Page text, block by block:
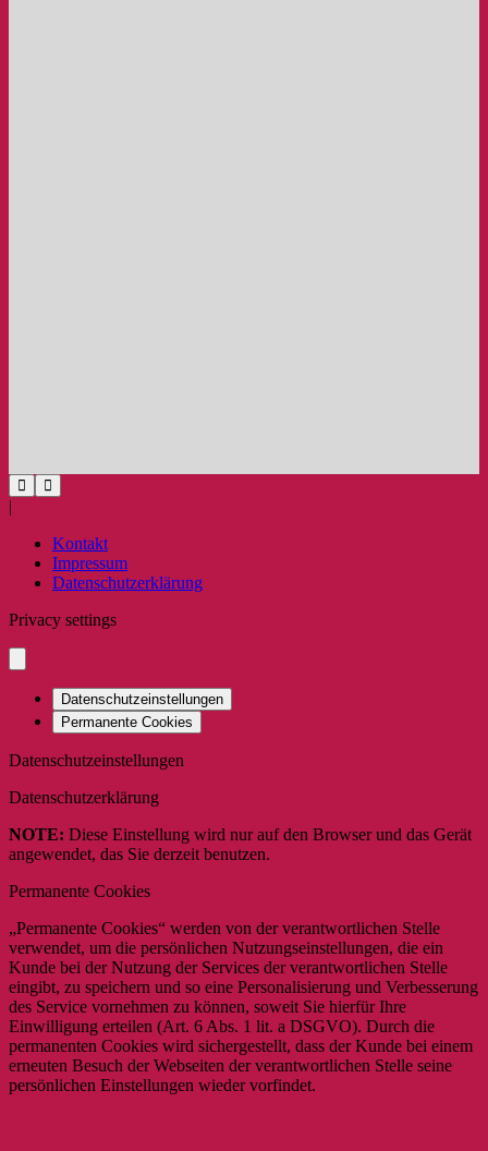
|
Kontakt
Impressum
Datenschutzerklärung
Privacy settings
Datenschutzeinstellungen
Permanente Cookies
Datenschutzeinstellungen
Datenschutzerklärung
NOTE: Diese Einstellung wird nur auf den Browser und das Gerät
angewendet, das Sie derzeit benutzen.
Permanente Cookies
„Permanente Cookies“ werden von der verantwortlichen Stelle
verwendet, um die persönlichen Nutzungseinstellungen, die ein
Kunde bei der Nutzung der Services der verantwortlichen Stelle
eingibt, zu speichern und so eine Personalisierung und Verbesserung
des Service vornehmen zu können, soweit Sie hierfür Ihre
Einwilligung erteilen (Art. 6 Abs. 1 lit. a DSGVO). Durch die
permanenten Cookies wird sichergestellt, dass der Kunde bei einem
erneuten Besuch der Webseiten der verantwortlichen Stelle seine
persönlichen Einstellungen wieder vorfindet.